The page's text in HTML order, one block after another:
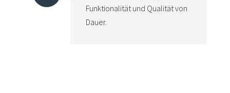
Funktionalität und Qualität von
Dauer.